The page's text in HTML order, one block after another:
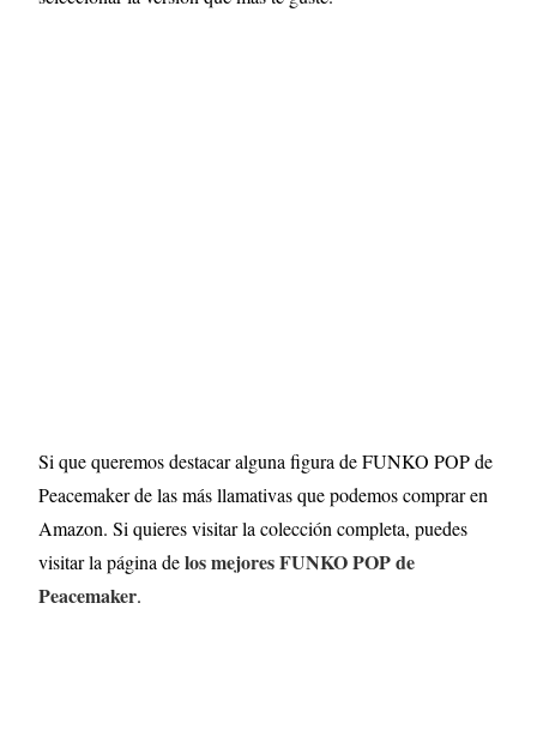
Si que queremos destacar alguna figura de FUNKO POP de
Peacemaker de las más llamativas que podemos comprar en
Amazon. Si quieres visitar la colección completa, puedes
visitar la página delos mejores FUNKO POP de
Peacemaker.